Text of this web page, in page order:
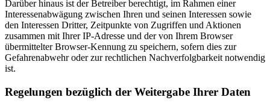
Darüber hinaus ist der Betreiber berechtigt, im Rahmen einer
Interessenabwägung zwischen Ihren und seinen Interessen sowie
den Interessen Dritter, Zeitpunkte von Zugriffen und Aktionen
zusammen mit Ihrer IP-Adresse und der von Ihrem Browser
übermittelter Browser-Kennung zu speichern, sofern dies zur
Gefahrenabwehr oder zur rechtlichen Nachverfolgbarkeit notwendig
ist.
Regelungen bezüglich der Weitergabe Ihrer Daten